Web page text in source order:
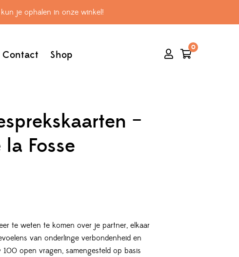
je ophalen in onze winkel!
Contact Shop
0
–
Fosse
te weten te komen over je partner, elkaar
van onderlinge verbondenheid en
100 open vragen, samengesteld op basis